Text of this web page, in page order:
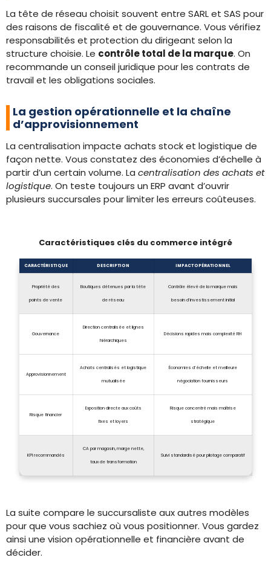
La tête de réseau choisit souvent entre SARL et SAS pour
des raisons de fiscalité et de gouvernance. Vous vérifiez
responsabilités et protection du dirigeant selon la
structure choisie. Le contrôle total de la marque. On
recommande un conseil juridique pour les contrats de
travail et les obligations sociales.
La gestion opérationnelle et la chaîne
d’approvisionnement
La centralisation impacte achats stock et logistique de
façon nette. Vous constatez des économies d’échelle à
partir d’un certain volume. La centralisation des achats et
logistique. On teste toujours un ERP avant d’ouvrir
plusieurs succursales pour limiter les erreurs coûteuses.
Caractéristiques clés du commerce intégré
CARACTÉRISTIQUE DESCRIPTION IMPACT OPÉRATIONNEL
Propriété des
points de vente
Boutiques détenues par la tête
de réseau
Contrôle élevé de la marque mais
besoin d’investissement initial
Gouvernance
Direction centralisée et lignes
hiérarchiques
Décisions rapides mais complexité RH
Approvisionnement
Achats centralisés et logistique
mutualisée
Économies d’échelle et meilleure
négociation fournisseurs
Risque financier
Exposition directe aux coûts
fixes et loyers
Risque concentré mais maîtrise
stratégique
KPI recommandés
CA par magasin, marge nette,
taux de transformation
Suivi standardisé pour pilotage comparatif
La suite compare le succursaliste aux autres modèles
pour que vous sachiez où vous positionner. Vous gardez
ainsi une vision opérationnelle et financière avant de
décider.